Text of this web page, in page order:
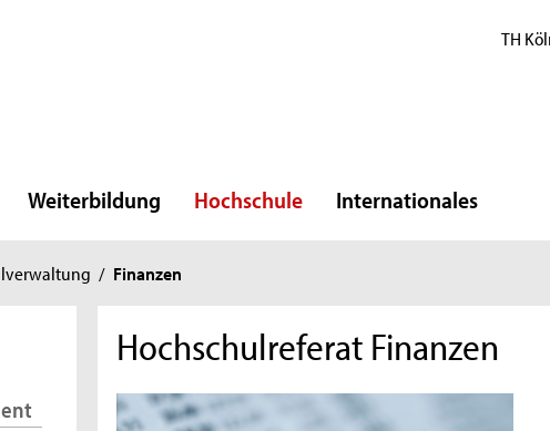
TH
Weiterbildung Hochschule Internationales
/ Finanzen
Hochschulreferat Finanzen